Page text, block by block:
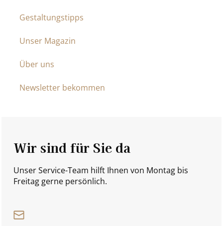
Gestaltungstipps
Unser Magazin
Über uns
Newsletter bekommen
Wir sind für Sie da
Unser Service-Team hilft Ihnen von Montag bis
Freitag gerne persönlich.